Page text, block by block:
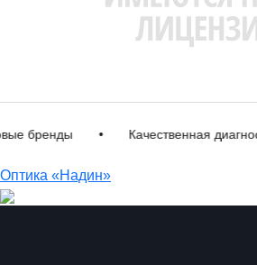
• Качественная диагностика
Оптика «Надин»